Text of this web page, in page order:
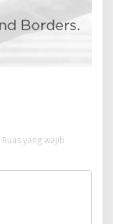
Ruas yang wajib